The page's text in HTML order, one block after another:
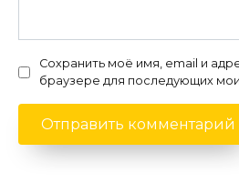
Сохранить моё имя, email и
браузере для последующих